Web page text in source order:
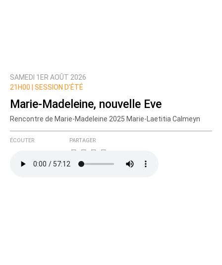
SAMEDI 1ER AOÛT 2026
21H00 |
SESSION D’ÉTÉ
Marie-Madeleine, nouvelle Eve
Rencontre de Marie-Madeleine 2025 Marie-Laetitia Calmeyn
ÉCOUTER PARTAGER